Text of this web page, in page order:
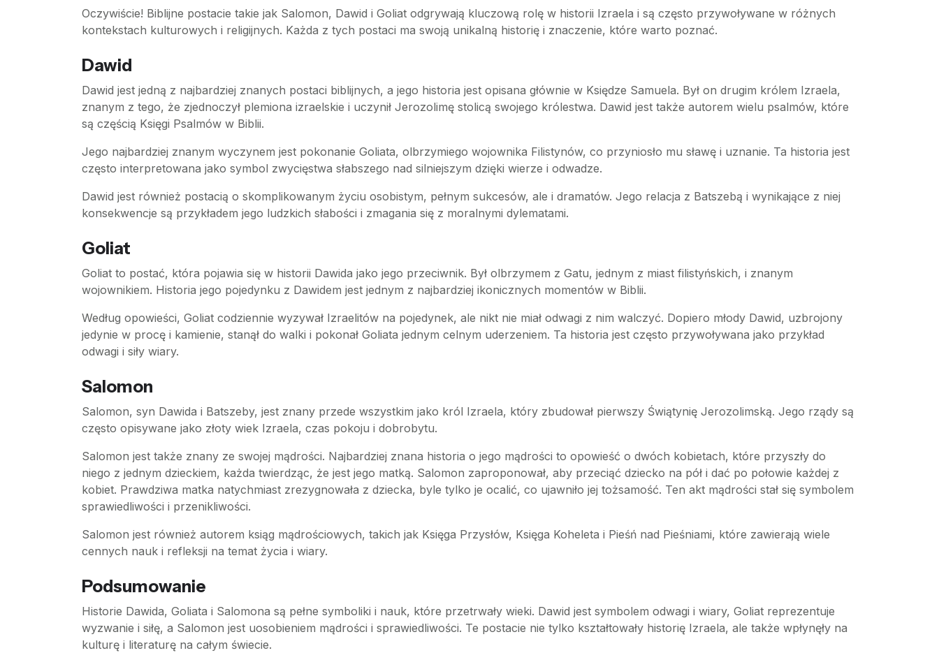
Oczywiście! Biblijne postacie takie jak Salomon, Dawid i Goliat odgrywają kluczową rolę w historii Izraela i są często przywoływane w różnych
kontekstach kulturowych i religijnych. Każda z tych postaci ma swoją unikalną historię i znaczenie, które warto poznać.
Dawid
Dawid jest jedną z najbardziej znanych postaci biblijnych, a jego historia jest opisana głównie w Księdze Samuela. Był on drugim królem Izraela,
znanym z tego, że zjednoczył plemiona izraelskie i uczynił Jerozolimę stolicą swojego królestwa. Dawid jest także autorem wielu psalmów, które
są częścią Księgi Psalmów w Biblii.
Jego najbardziej znanym wyczynem jest pokonanie Goliata, olbrzymiego wojownika Filistynów, co przyniosło mu sławę i uznanie. Ta historia jest
często interpretowana jako symbol zwycięstwa słabszego nad silniejszym dzięki wierze i odwadze.
Dawid jest również postacią o skomplikowanym życiu osobistym, pełnym sukcesów, ale i dramatów. Jego relacja z Batszebą i wynikające z niej
konsekwencje są przykładem jego ludzkich słabości i zmagania się z moralnymi dylematami.
Goliat
Goliat to postać, która pojawia się w historii Dawida jako jego przeciwnik. Był olbrzymem z Gatu, jednym z miast filistyńskich, i znanym
wojownikiem. Historia jego pojedynku z Dawidem jest jednym z najbardziej ikonicznych momentów w Biblii.
Według opowieści, Goliat codziennie wyzywał Izraelitów na pojedynek, ale nikt nie miał odwagi z nim walczyć. Dopiero młody Dawid, uzbrojony
jedynie w procę i kamienie, stanął do walki i pokonał Goliata jednym celnym uderzeniem. Ta historia jest często przywoływana jako przykład
odwagi i siły wiary.
Salomon
Salomon, syn Dawida i Batszeby, jest znany przede wszystkim jako król Izraela, który zbudował pierwszy Świątynię Jerozolimską. Jego rządy są
często opisywane jako złoty wiek Izraela, czas pokoju i dobrobytu.
Salomon jest także znany ze swojej mądrości. Najbardziej znana historia o jego mądrości to opowieść o dwóch kobietach, które przyszły do
niego z jednym dzieckiem, każda twierdząc, że jest jego matką. Salomon zaproponował, aby przeciąć dziecko na pół i dać po połowie każdej z
kobiet. Prawdziwa matka natychmiast zrezygnowała z dziecka, byle tylko je ocalić, co ujawniło jej tożsamość. Ten akt mądrości stał się symbolem
sprawiedliwości i przenikliwości.
Salomon jest również autorem ksiąg mądrościowych, takich jak Księga Przysłów, Księga Koheleta i Pieśń nad Pieśniami, które zawierają wiele
cennych nauk i refleksji na temat życia i wiary.
Podsumowanie
Historie Dawida, Goliata i Salomona są pełne symboliki i nauk, które przetrwały wieki. Dawid jest symbolem odwagi i wiary, Goliat reprezentuje
wyzwanie i siłę, a Salomon jest uosobieniem mądrości i sprawiedliwości. Te postacie nie tylko kształtowały historię Izraela, ale także wpłynęły na
kulturę i literaturę na całym świecie.